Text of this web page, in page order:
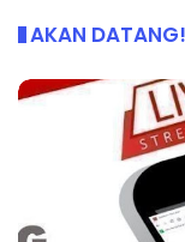
AKAN DATANG!